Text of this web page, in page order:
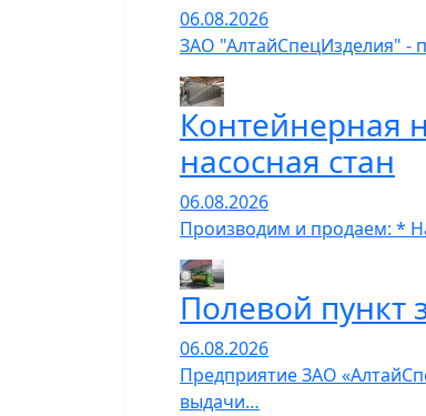
06.08.2026
ЗАО "АлтайСпецИзделия" -
Контейнерная
насосная стан
06.08.2026
Производим и продаем: *
Полевой пункт
06.08.2026
Предприятие ЗАО
выдачи…